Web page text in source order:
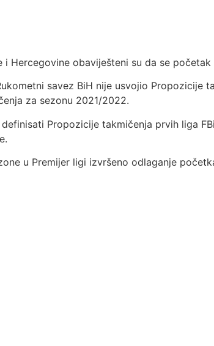
i Hercegovine obaviješteni su da se
savez BiH nije usvojio Propozicije
za sezonu 2021/2022.
Propozicije takmičenja prvih liga
u Premijer ligi izvršeno odlaganje